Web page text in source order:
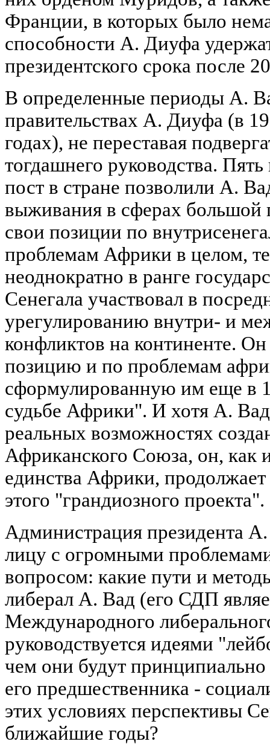
Франции, в которых было
способности А. Диуфа
президентского срока после
В определенные периоды А.
правительствах А. Диуфа (в
годах), не переставая
тогдашнего руководства.
пост в стране позволили А.
выживания в сферах большой
свои позиции по
проблемам Африки в целом,
неоднократно в ранге
Сенегала участвовал в
урегулированию внутри- и
конфликтов на континенте.
позицию и по проблемам
сформулированную им еще в
судьбе Африки". И хотя А.
реальных возможностях
Африканского Союза, он, как
единства Африки,
этого "грандиозного проекта".
Администрация президента
лицу с огромными
вопросом: какие пути и
либерал А. Вад (его СДП
Международного
руководствуется идеями
чем они будут принципиально
его предшественника -
этих условиях перспективы
ближайшие годы?